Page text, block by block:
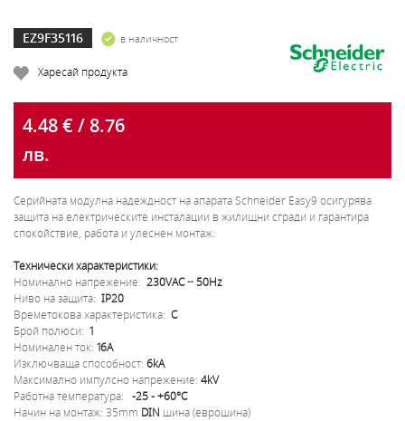
EZ9F35116 в наличност
Харесай продукта
4.48 € / 8.76
лв.
Серийната модулна надеждност на апарата Schneider Easy9 осигурява
защита на електрическите инсталации в жилищни сгради и гарантира
спокойствие, работа и улеснен монтаж.
Технически характеристики:
Номинално напрежение: 230VAC ~ 50Hz
Ниво на защита: IP20
Времетокова характеристика: C
Брой полюси: 1
Номинален ток: 16A
Изключваща способност: 6kA
Максимално импулсно напрежение: 4kV
Работна температура:
-25 - +60°C
Начин на монтаж: 35mm DIN шина (еврошина)